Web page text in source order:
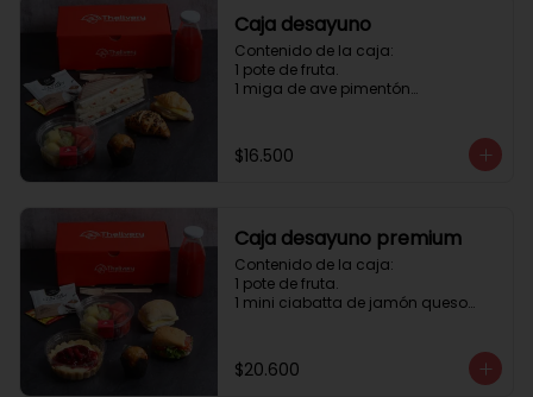
Caja desayuno
Contenido de la caja:
1 pote de fruta.
1 miga de ave pimentón
1 mini muffin
1 sobre de té y café
$16.500
Caja desayuno premium
Contenido de la caja:
1 pote de fruta.
1 mini ciabatta de jamón queso
1 mini muffin
1 cheesecake
$20.600